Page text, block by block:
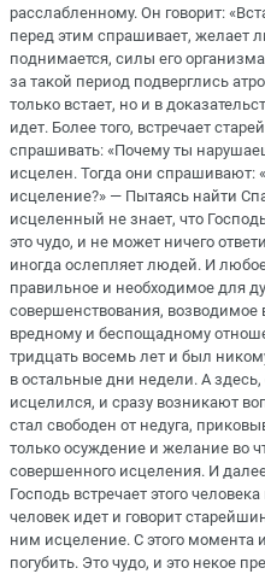
расслабленному. Он говорит:
перед этим спрашивает, желает
поднимается, силы его
за такой период подверглись
только встает, но и в
идет. Более того, встречает
спрашивать: «Почему ты
исцелен. Тогда они спрашивают:
исцеление?» — Пытаясь найти
исцеленный не знает, что
это чудо, и не может ничего
иногда ослепляет людей. И
правильное и необходимое для
совершенствования, возводимое
вредному и беспощадному
тридцать восемь лет и был
в остальные дни недели. А здесь,
исцелился, и сразу возникают
стал свободен от недуга,
только осуждение и желание во
совершенного исцеления. И
Господь встречает этого
человек идет и говорит
ним исцеление. С этого момента
погубить. Это чудо, и это некое